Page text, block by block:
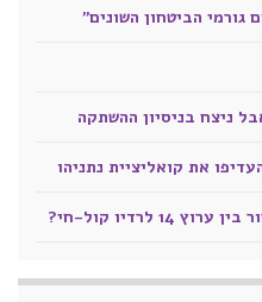
הביטחון השונים"
את קואליציית נתניהו
לרדיו קול-חי?